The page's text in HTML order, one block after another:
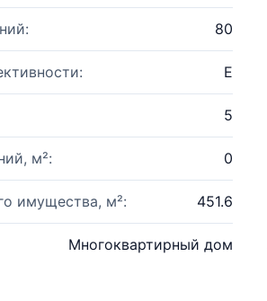
80
E
5
м²: 0
имущества, м²: 451.6
Многоквартирный дом